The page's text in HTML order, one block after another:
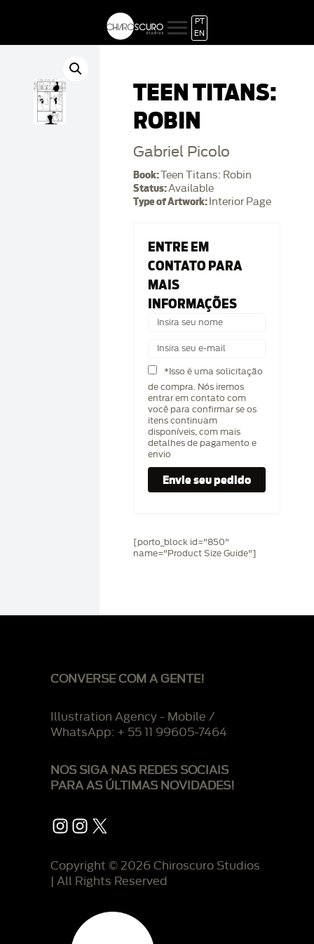
PT
EN
TEEN TITANS:
ROBIN
Gabriel Picolo
Book:Teen Titans: Robin
Status:Available
Type of Artwork: Interior Page
ENTRE EM
CONTATO PARA
MAIS
INFORMAÇÕES
*Isso é uma solicitação
de compra. Nós iremos
entrar em contato com
você para confirmar se os
itens continuam
disponíveis, com mais
detalhes de pagamento e
envio
[porto_block id="850"
name="Product Size Guide"]
CONVERSE COM A GENTE!
Illustration Agency - Mobile /
WhatsApp: + 55 11 99605-7464
NOS SIGA NAS REDES SOCIAIS
PARA AS ÚLTIMAS NOVIDADES!
Instagram
Instagram
X
Copyright © 2026 Chiroscuro Studios
| All Rights Reserved